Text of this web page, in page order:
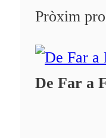
Fes-te'n
Pròxim
De Far a